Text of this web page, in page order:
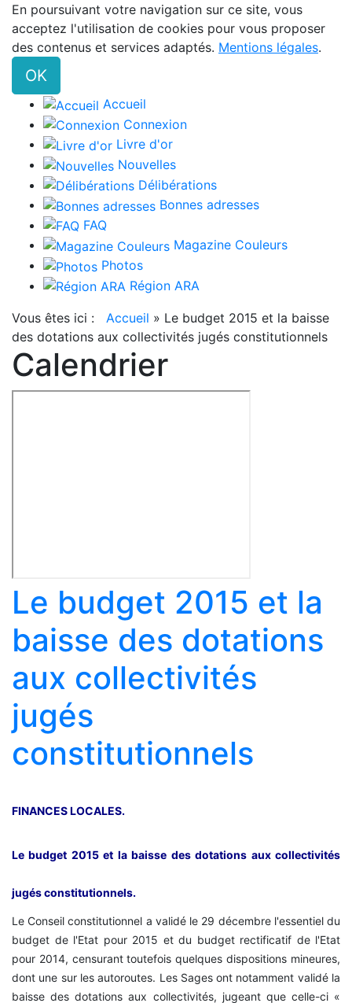
En poursuivant votre navigation sur ce site, vous
acceptez l'utilisation de cookies pour vous proposer
des contenus et services adaptés. Mentions légales.
OK
Accueil
Connexion
Livre d'or
Nouvelles
Délibérations
Bonnes adresses
FAQ
Magazine Couleurs
Photos
Région ARA
Vous êtes ici : Accueil » Le budget 2015 et la baisse
des dotations aux collectivités jugés constitutionnels
Calendrier
Le budget 2015 et la
baisse des dotations
aux collectivités
jugés
constitutionnels
FINANCES LOCALES.
Le budget 2015 et la baisse des dotations aux collectivités
jugés constitutionnels.
Le Conseil constitutionnel a validé le 29 décembre l'essentiel du
budget de l'Etat pour 2015 et du budget rectificatif de l'Etat
pour 2014, censurant toutefois quelques dispositions mineures,
dont une sur les autoroutes. Les Sages ont notamment validé la
baisse des dotations aux collectivités, jugeant que celle-ci «